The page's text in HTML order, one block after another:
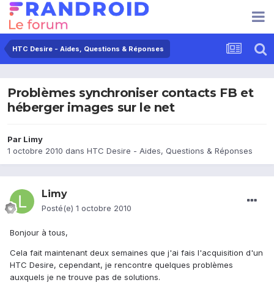
HTC Desire - Aides, Questions & Réponses
Problèmes synchroniser contacts FB et
héberger images sur le net
Par Limy
1 octobre 2010 dans HTC Desire - Aides, Questions & Réponses
Limy
Posté(e) 1 octobre 2010
Bonjour à tous,
Cela fait maintenant deux semaines que j'ai fais l'acquisition d'un
HTC Desire, cependant, je rencontre quelques problèmes
auxquels je ne trouve pas de solutions.